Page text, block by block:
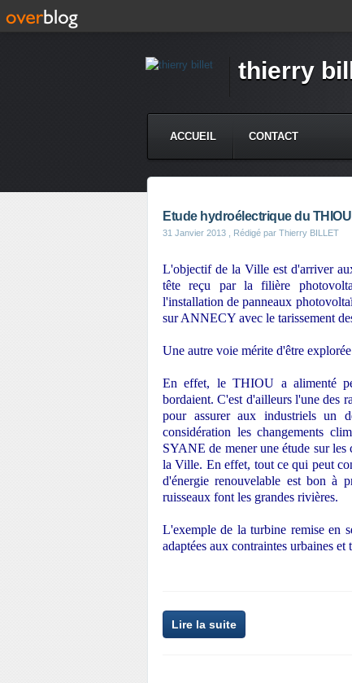
thierry
ACCUEIL CONTACT
Etude hydroélectrique du THIOU
31 Janvier 2013 , Rédigé par Thierry BILLET
L'objectif de la Ville est d'arriver
tête reçu par la filière
l'installation de panneaux
sur ANNECY avec le tarissement
Une autre voie mérite d'être
En effet, le THIOU a alimenté
bordaient. C'est d'ailleurs l'une des
pour assurer aux industriels un
considération les changements
SYANE de mener une étude sur
la Ville. En effet, tout ce qui peut
d'énergie renouvelable est bon à
ruisseaux font les grandes rivières.
L'exemple de la turbine remise en
adaptées aux contraintes urbaines
Lire la suite